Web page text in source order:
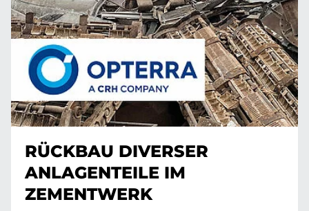
RÜCKBAU DIVERSER
ANLAGENTEILE IM
ZEMENTWERK